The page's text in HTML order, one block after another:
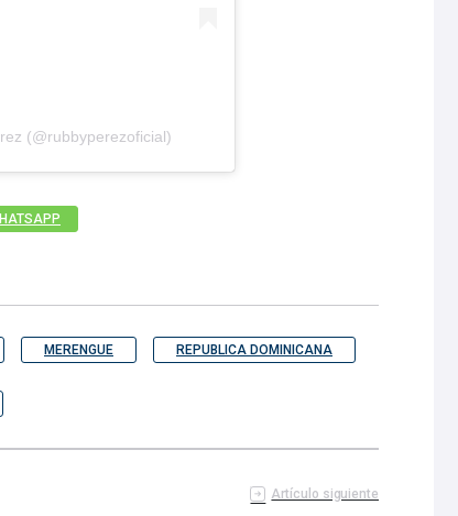
(@rubbyperezoficial)
MERENGUE REPUBLICA DOMINICANA
Artículo siguiente